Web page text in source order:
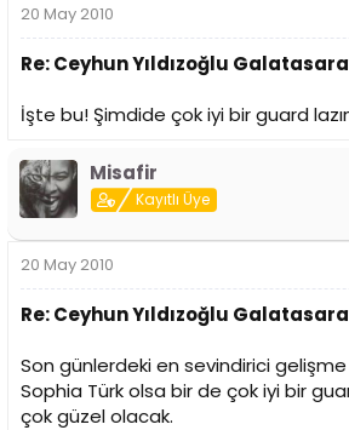
20 May 2010
Re: Ceyhun Yıldızoğlu
İşte bu! Şimdide çok iyi bir guard
Misafir
Kayıtlı Üye
20 May 2010
Re: Ceyhun Yıldızoğlu
Son günlerdeki en sevindirici gelişme
Sophia Türk olsa bir de çok iyi bir
çok güzel olacak.